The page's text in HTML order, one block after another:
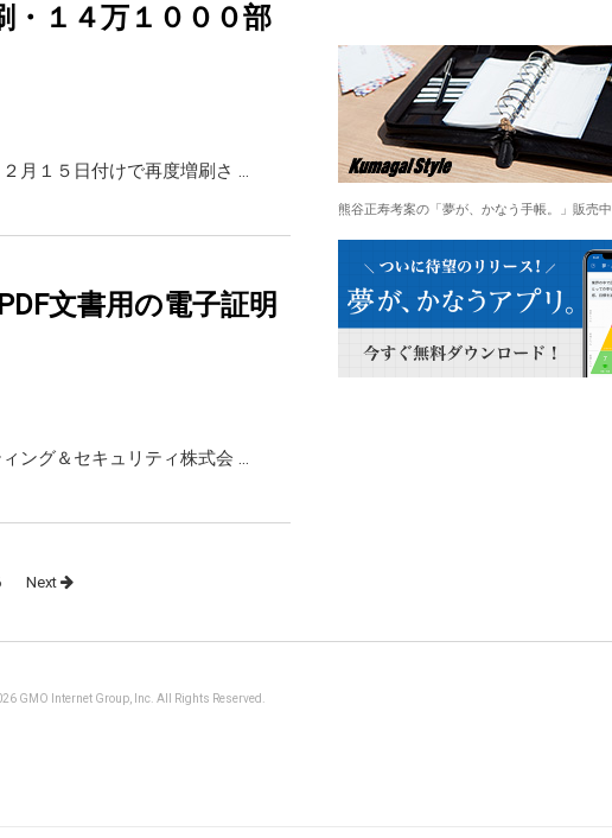
・１４万１０００部
月１５日付けで再度増刷さ …
文書用の電子証明
ング＆セキュリティ株式会 …
Next
熊谷正寿考案の「夢が、かなう手帳。」販売中
GMO Internet Group, Inc. All Rights Reserved.